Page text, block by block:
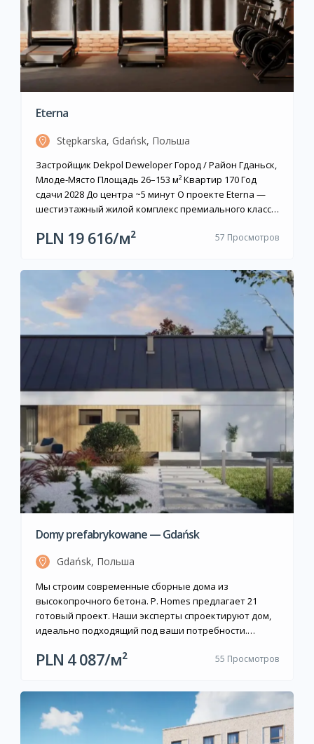
Eterna
Stępkarska, Gdańsk, Польша
Застройщик Dekpol Deweloper Город / Район Гданьск,
Млоде-Място Площадь 26–153 м² Квартир 170 Год
сдачи 2028 До центра ~5 минут О проекте Eterna —
шестиэтажный жилой комплекс премиального класса
Стемпкарской в районе Млоде-Място (Śródmieście)
153 м² с планировками от студий […]
PLN 19 616/м² 57 Просмотров
Domy prefabrykowane — Gdańsk
Gdańsk, Польша
Мы строим современные сборные дома из
высокопрочного бетона. P. Homes предлагает 21
готовый проект. Наши эксперты спроектируют дом,
идеально подходящий под ваши потребности.
строительства.
PLN 4 087/м² 55 Просмотров